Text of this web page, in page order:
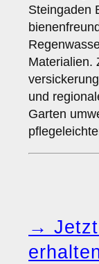
Steingaden
Materialien.
und
Garten
→ Jetzt